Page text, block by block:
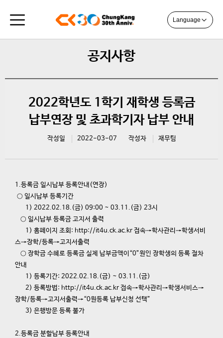
Language
공지사항
2022학년도 1학기 재학생 등록금
납부연장 및 초과학기자 납부 안내
작성일 2022-03-07 작성자 재무팀
1.등록금 일시납부 등록안내(연장)
○ 일시납부 등록기간
1) 2022.02.18.(금) 09:00 ~ 03.11.(금) 23시
○ 일시납부 등록금 고지서 출력
1) 홈페이지 조회: http://it4u.ck.ac.kr 접속→학사관리→학생서비
스→장학/등록→고지서출력
○ 장학금 수혜로 등록금 실제 납부금액이“0”원인 장학생의 등록 절차
안내
1) 등록기간: 2022.02.18.(금) ~ 03.11.(금)
2) 등록방법: http://it4u.ck.ac.kr 접속→학사관리→학생서비스→
장학/등록→고지서출력→“0원등록 납부신청 선택”
3) 은행방문 등록 불가
2.등록금 분할납부 등록안내